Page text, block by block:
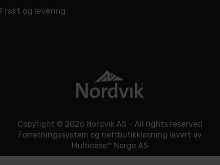
Frakt og levering
Copyright © 2026 Nordvik AS - All rights reserved
Forretningssystem og nettbutikkløsning levert av
Multicase™ Norge AS